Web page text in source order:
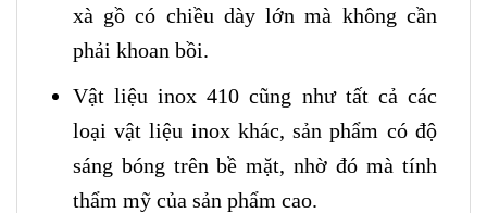
xà gồ có chiều dày lớn mà không cần
phải khoan bồi.
Vật liệu inox 410 cũng như tất cả các
loại vật liệu inox khác, sản phẩm có độ
sáng bóng trên bề mặt, nhờ đó mà tính
thẩm mỹ của sản phẩm cao.